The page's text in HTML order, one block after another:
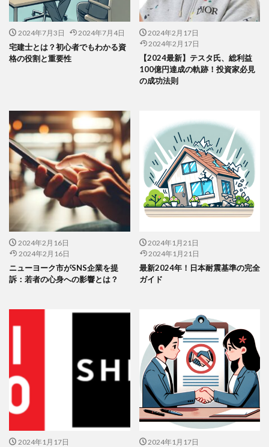
2024年7月3日 2024年7月4日
宅建士とは？初心者でもわかる資
格の役割と重要性
2024年2月17日
2024年2月17日
【2024最新】テスタ氏、総利益
100億円達成の軌跡！投資家必見
の成功法則
2024年2月16日
2024年2月16日
ニューヨーク市がSNS企業を提
訴：若者の心身への影響とは？
2024年1月21日
2024年1月21日
最新2024年！日本耐震基準の完全
ガイド
2024年1月17日
2024年1月17日